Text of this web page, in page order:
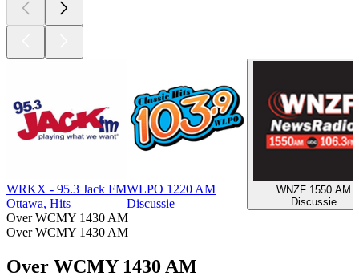
WRKX - 95.3 Jack FM
Ottawa, Hits
WLPO 1220 AM
Discussie
WNZF 1550 AM
Discussie
Over WCMY 1430 AM
Over WCMY 1430 AM
Over WCMY 1430 AM